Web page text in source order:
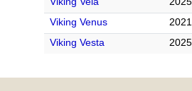
Viking Venus
2021
Viking Vesta
2025